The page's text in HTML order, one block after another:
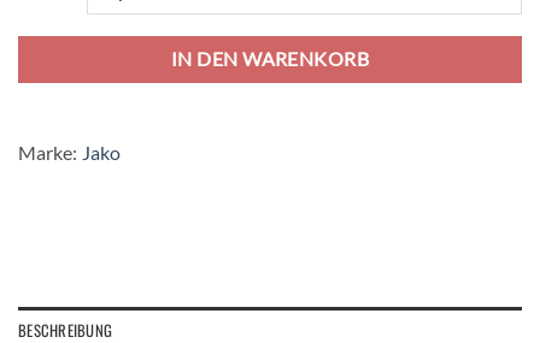
IN DEN WARENKORB
Marke: Jako
BESCHREIBUNG